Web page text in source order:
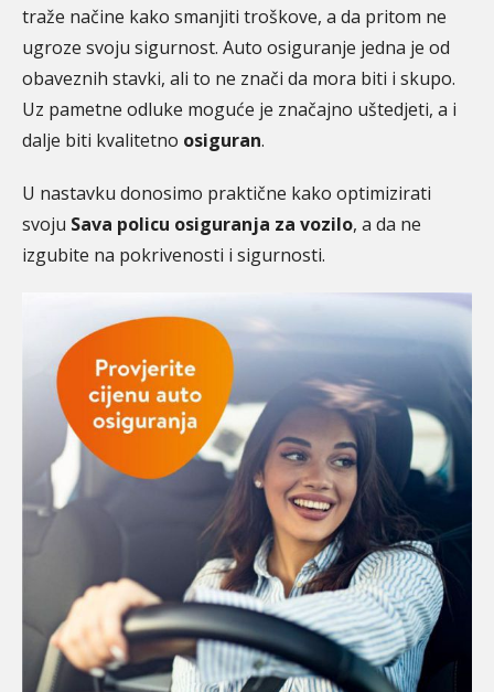
traže načine kako smanjiti troškove, a da pritom ne
ugroze svoju sigurnost. Auto osiguranje jedna je od
obaveznih stavki, ali to ne znači da mora biti i skupo.
Uz pametne odluke moguće je značajno uštedjeti, a i
dalje biti kvalitetno osiguran.
U nastavku donosimo praktične kako optimizirati
svoju Sava policu osiguranja za vozilo, a da ne
izgubite na pokrivenosti i sigurnosti.